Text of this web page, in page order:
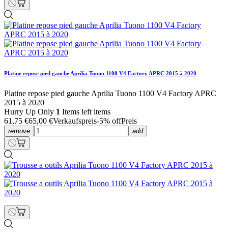
Platine repose pied gauche Aprilia Tuono 1100 V4 Factory APRC 2015 à 2020
Platine repose pied gauche Aprilia Tuono 1100 V4 Factory APRC
2015 à 2020
Hurry Up Only 1 Items left items
61,75 €65,00 €Verkaufspreis-5% offPreis
remove add